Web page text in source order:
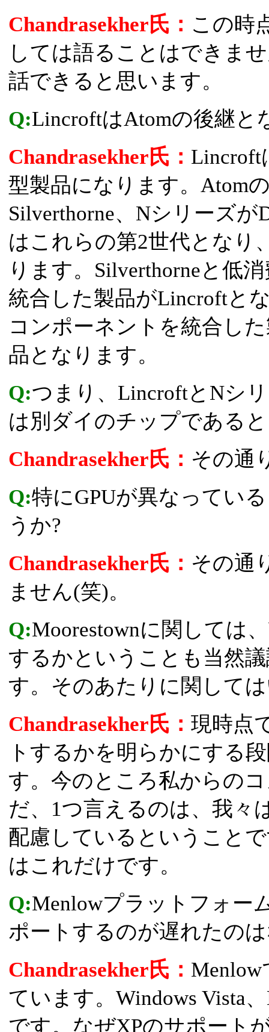
Chandrasekher氏： この時
しては語ることはできま
話できると思います。
Q:LincroftはAtomの後継と
Chandrasekher氏： Lincroft
型製品になります。Atom
Silverthorne、Nシリーズ
はこれらの第2世代となり
ります。Silverthorneと低
統合した製品がLincroftと
コンポーネントを統合し
品となります。
Q:つまり、LincroftとNシ
は別ダイのチップである
Chandrasekher氏： その通
Q:特にGPUが異なってい
うか?
Chandrasekher氏： その通
ません(笑)。
Q:Moorestownに関しては
するかということも当然
す。そのあたりに関して
Chandrasekher氏： 現時点
トするかを明らかにする
す。今のところ私からの
だ、1つ言えるのは、我々
配慮しているということ
はこれだけです。
Q:Menlowプラットフォー
ポートするのが遅れたの
Chandrasekher氏：
ています。Windows Vista
です。なぜXPのサポート